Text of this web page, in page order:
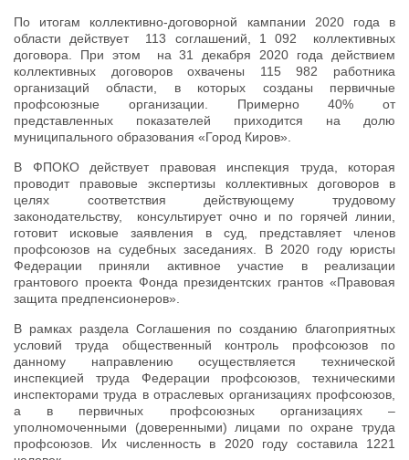
По итогам коллективно-договорной кампании 2020 года в
области действует 113 соглашений, 1 092 коллективных
договора. При этом на 31 декабря 2020 года действием
коллективных договоров охвачены 115 982 работника
организаций области, в которых созданы первичные
профсоюзные организации. Примерно 40% от
представленных показателей приходится на долю
муниципального образования «Город Киров».
В ФПОКО действует правовая инспекция труда, которая
проводит правовые экспертизы коллективных договоров в
целях соответствия действующему трудовому
законодательству, консультирует очно и по горячей линии,
готовит исковые заявления в суд, представляет членов
профсоюзов на судебных заседаниях. В 2020 году юристы
Федерации приняли активное участие в реализации
грантового проекта Фонда президентских грантов «Правовая
защита предпенсионеров».
В рамках раздела Соглашения по созданию благоприятных
условий труда общественный контроль профсоюзов по
данному направлению осуществляется технической
инспекцией труда Федерации профсоюзов, техническими
инспекторами труда в отраслевых организациях профсоюзов,
а в первичных профсоюзных организациях –
уполномоченными (доверенными) лицами по охране труда
профсоюзов. Их численность в 2020 году составила 1221